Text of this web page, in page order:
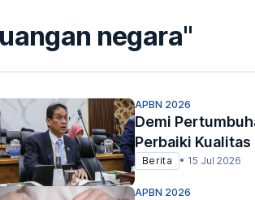
negara"
APBN 2026
Demi
Perbaiki Kualitas
Berita • 15 Jul 2026
APBN 2026